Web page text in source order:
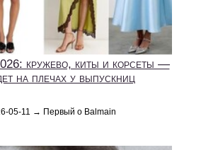
кружево, киты и корсеты —
на плечах у выпускниц
05-11 → Первый о Balmain